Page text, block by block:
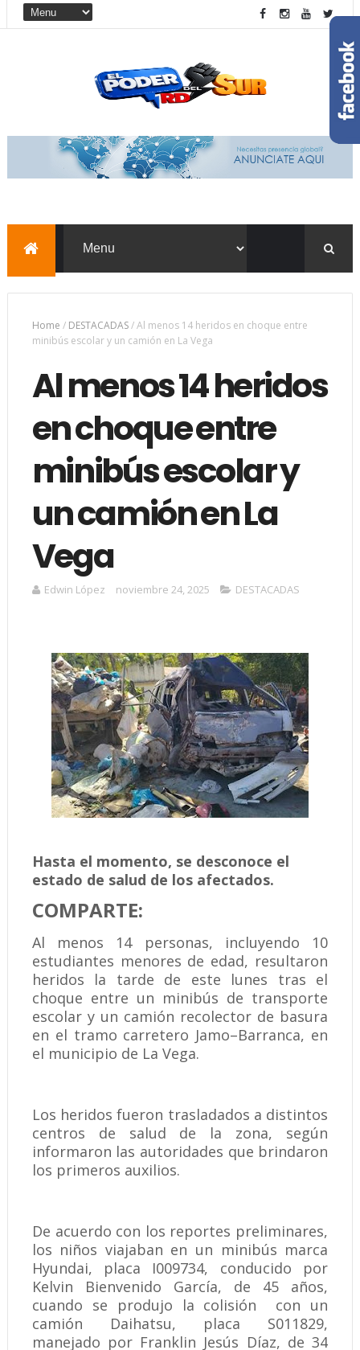
Home / DESTACADAS/Al menos 14 heridos en choque entre
minibús escolar y un camión en La Vega
Al menos 14 heridos
en choque entre
minibús escolar y
un camión en La
Vega
Edwin López noviembre 24, 2025 DESTACADAS
Hasta el momento, se desconoce el
estado de salud de los afectados.
COMPARTE:
Al menos 14 personas, incluyendo 10
estudiantes menores de edad, resultaron
heridos la tarde de este lunes tras el
choque entre un minibús de transporte
escolar y un camión recolector de basura
en el tramo carretero Jamo–Barranca, en
el municipio de La Vega.
Los heridos fueron trasladados a distintos
centros de salud de la zona, según
informaron las autoridades que brindaron
los primeros auxilios.
De acuerdo con los reportes preliminares,
los niños viajaban en un minibús marca
Hyundai, placa I009734, conducido por
Kelvin Bienvenido García, de 45 años,
cuando se produjo la colisión con un
camión Daihatsu, placa S011829,
manejado por Franklin Jesús Díaz, de 34